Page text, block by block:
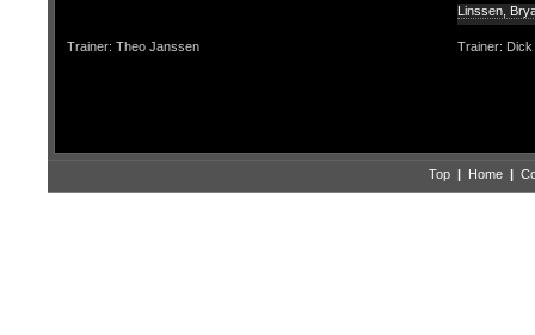
Linssen,
Trainer: Theo Janssen Trainer:
Top | Home |